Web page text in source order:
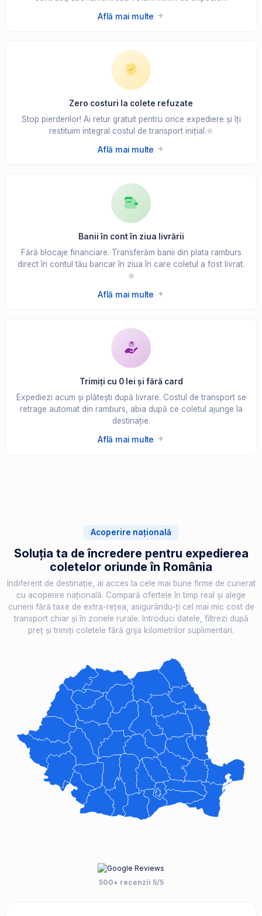
Află mai multe
Zero costuri la colete refuzate
Stop pierderilor! Ai retur gratuit pentru orice expediere și îți
restituim integral costul de transport inițial.
Află mai multe
Banii în cont în ziua livrării
Fără blocaje financiare. Transferăm banii din plata ramburs
direct în contul tău bancar în ziua în care coletul a fost livrat.
Află mai multe
Trimiți cu 0 lei și fără card
Expediezi acum și plătești după livrare. Costul de transport se
retrage automat din ramburs, abia după ce coletul ajunge la
destinație.
Află mai multe
Acoperire națională
Soluția ta de încredere pentru expedierea
coletelor oriunde în România
Indiferent de destinație, ai acces la cele mai bune firme de curierat
cu acoperire națională. Compară ofertele în timp real și alege
curierii fără taxe de extra-rețea, asigurându-ți cel mai mic cost de
transport chiar și în zonele rurale. Introduci datele, filtrezi după
preț și trimiți coletele fără grija kilometrilor suplimentari.
500+ recenzii 5/5